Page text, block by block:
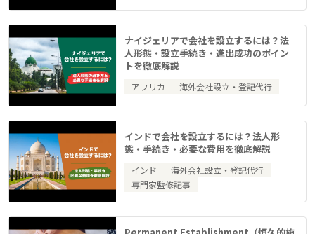
ナイジェリアで会社を設立するには？法
人形態・設立手続き・進出成功のポイン
トを徹底解説
アフリカ 海外会社設立・登記代行
インドで会社を設立するには？法人形
態・手続き・必要な費用を徹底解説
インド
海外会社設立・登記代行
専門家監修記事